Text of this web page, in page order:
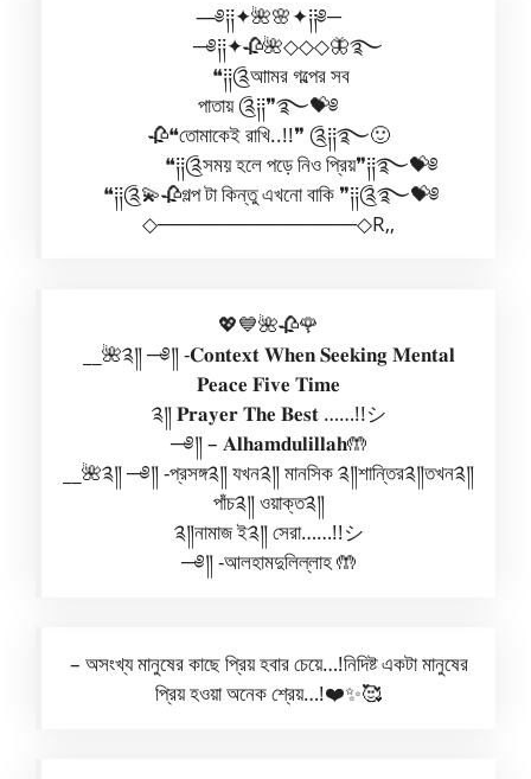
—༅༐༐✦🌺🌸✦༐༐༅─
─༅༐༐✦🥀🌺◇◇◇🦋࿐
❝༐༐༊আামর গল্পের সব
পাতায় ༊༐༐❞࿐💝༅
🥀❝তোমাকেই রাখি..!!❞ ༊༐༐࿐🙂
❝༐༐༊সময় হলে পড়ে নিও প্রিয়❞༐༐࿐💝༅
❝༐༐༊💫🥀গল্প টা কিন্তু এখনো বাকি ❞༐༐༊࿐💝༅
◇──────────────◇R,,
💖💙🌺🥀🌹
__🌺༉༎ ─༅༎ -𝐂𝐨𝐧𝐭𝐞𝐱𝐭 𝐖𝐡𝐞𝐧 𝐒𝐞𝐞𝐤𝐢𝐧𝐠 𝐌𝐞𝐧𝐭𝐚𝐥
𝐏𝐞𝐚𝐜𝐞 𝐅𝐢𝐯𝐞 𝐓𝐢𝐦𝐞
༉༎ 𝐏𝐫𝐚𝐲𝐞𝐫 𝐓𝐡𝐞 𝐁𝐞𝐬𝐭 ……!!シ
─༅༎ – 𝐀𝐥𝐡𝐚𝐦𝐝𝐮𝐥𝐢𝐥𝐥𝐚𝐡🤲
__🌺༉༎ ─༅༎ -প্রসঙ্গ༉༎ যখন༉༎ মানসিক ༉༎শান্তির༉༎তখন༉༎
পাঁচ༉༎ ওয়াক্ত༉༎
༉༎নামাজ ই༉༎ সেরা……!!シ
─༅༎ -আলহামদুলিল্লাহ 🤲
– অসংখ্য মানুষের কাছে প্রিয় হবার চেয়ে…!নিদিষ্ট একটা মানুষের
প্রিয় হওয়া অনেক শ্রেয়…!❤️✨🥰